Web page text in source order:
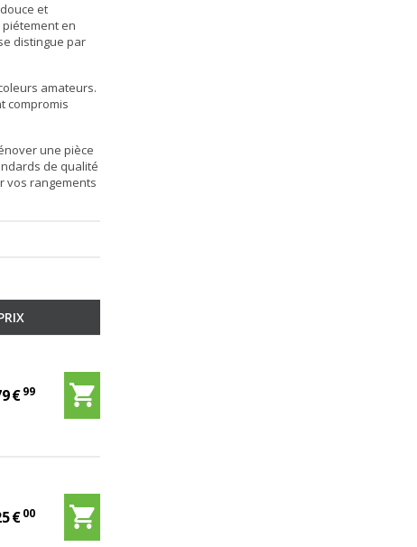
et
en
distingue par
amateurs.
compromis
une pièce
de qualité
vos rangements
€99
€00